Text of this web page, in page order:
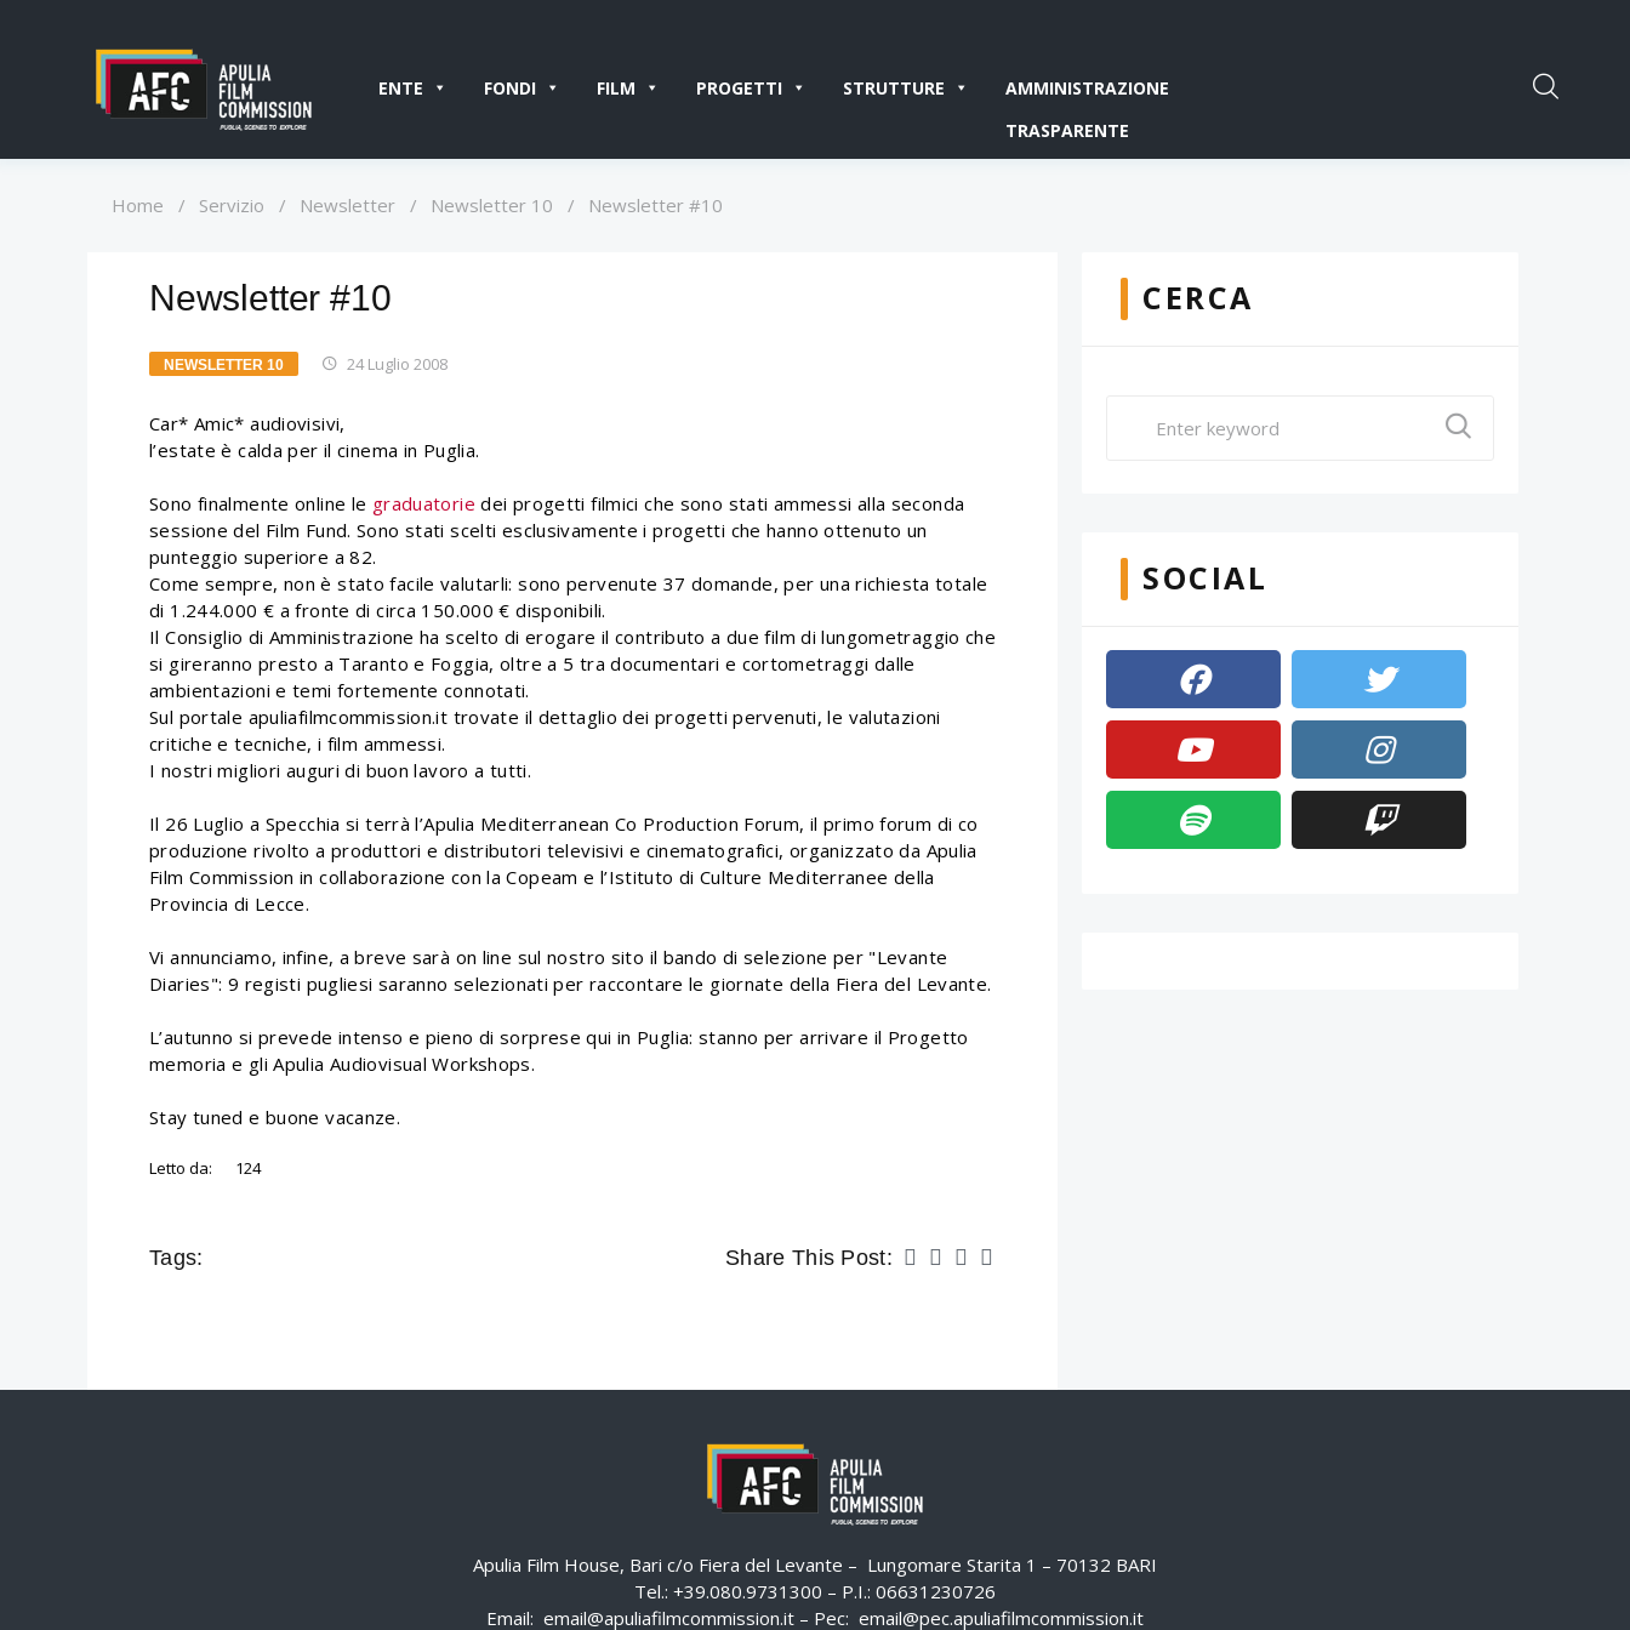
ENTE FONDI FILM PROGETTI STRUTTURE
AMMINISTRAZIONE
TRASPARENTE
Home / Servizio / Newsletter / Newsletter 10 / Newsletter #10
Newsletter #10
NEWSLETTER 10 24 Luglio 2008
Car* Amic* audiovisivi,
l’estate è calda per il cinema in Puglia.
Sono finalmente online le graduatorie dei progetti filmici che sono stati ammessi alla seconda
sessione del Film Fund. Sono stati scelti esclusivamente i progetti che hanno ottenuto un
punteggio superiore a 82.
Come sempre, non è stato facile valutarli: sono pervenute 37 domande, per una richiesta totale
di 1.244.000 € a fronte di circa 150.000 € disponibili.
Il Consiglio di Amministrazione ha scelto di erogare il contributo a due film di lungometraggio che
si gireranno presto a Taranto e Foggia, oltre a 5 tra documentari e cortometraggi dalle
ambientazioni e temi fortemente connotati.
Sul portale apuliafilmcommission.it trovate il dettaglio dei progetti pervenuti, le valutazioni
critiche e tecniche, i film ammessi.
I nostri migliori auguri di buon lavoro a tutti.
Il 26 Luglio a Specchia si terrà l’Apulia Mediterranean Co Production Forum, il primo forum di co
produzione rivolto a produttori e distributori televisivi e cinematografici, organizzato da Apulia
Film Commission in collaborazione con la Copeam e l’Istituto di Culture Mediterranee della
Provincia di Lecce.
Vi annunciamo, infine, a breve sarà on line sul nostro sito il bando di selezione per "Levante
Diaries": 9 registi pugliesi saranno selezionati per raccontare le giornate della Fiera del Levante.
L’autunno si prevede intenso e pieno di sorprese qui in Puglia: stanno per arrivare il Progetto
memoria e gli Apulia Audiovisual Workshops.
Stay tuned e buone vacanze.
Letto da: 124
Tags: Share This Post:
CERCA
SOCIAL
Apulia Film House, Bari c/o Fiera del Levante – Lungomare Starita 1 – 70132 BARI
Tel.: +39.080.9731300 – P.I.: 06631230726
Email: email@apuliafilmcommission.it – Pec: email@pec.apuliafilmcommission.it